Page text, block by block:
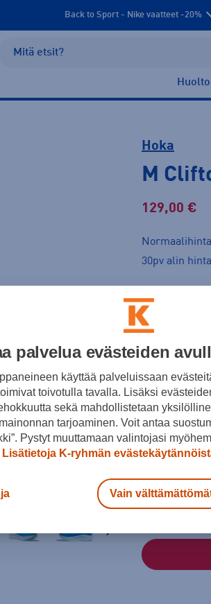
Back to Sport - Nike vaatteet -20%
Hoka
M
129,00 €
30pv alin
Koko
44 45
Kokotaulukko
palvelua evästeiden
käyttää palveluissaan
toivotulla tavalla. Lisäksi
sekä mahdollistetaan
tarjoaminen. Voit antaa
Pystyt muuttamaan valintojasi
Lisätietoja K-ryhmän
Vain